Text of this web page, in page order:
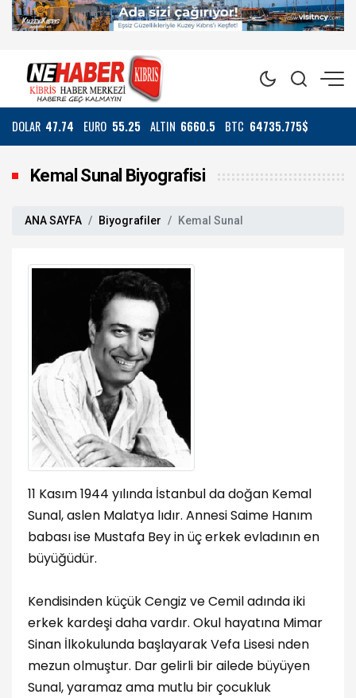
DOLAR 47.74 EURO 55.25 ALTIN 6660.5 BTC 64735.775$
Kemal Sunal Biyografisi
ANA SAYFA Biyografiler Kemal Sunal
11 Kasım 1944 yılında İstanbul da doğan Kemal
Sunal, aslen Malatya lıdır. Annesi Saime Hanım
babası ise Mustafa Bey in üç erkek evladının en
büyüğüdür.
Kendisinden küçük Cengiz ve Cemil adında iki
erkek kardeşi daha vardır. Okul hayatına Mimar
Sinan İlkokulunda başlayarak Vefa Lisesi nden
mezun olmuştur. Dar gelirli bir ailede büyüyen
Sunal, yaramaz ama mutlu bir çocukluk